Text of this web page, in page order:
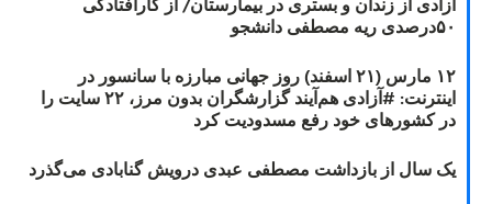
۵۰درصدی ریه مصطفی دانشجو
۱۲ مارس (۲۱ اسفند) روز جهانی مبارزه با سانسور در
اینترنت: #آزادی هم‌آیند گزارشگران‌ بدون مرز، ۲۲ سایت را
در کشورهای خود رفع مسدودیت کرد
یک سال از بازداشت مصطفی عبدی درویش گنابادی می‌گذرد